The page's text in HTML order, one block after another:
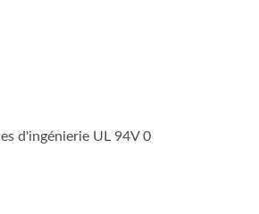
d'ingénierie UL 94V 0